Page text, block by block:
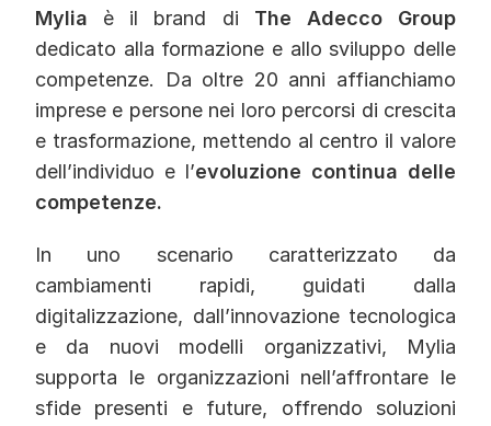
Mylia è il brand di The Adecco Group
dedicato alla formazione e allo sviluppo delle
competenze. Da oltre 20 anni affianchiamo
imprese e persone nei loro percorsi di crescita
e trasformazione, mettendo al centro il valore
dell’individuo e l’evoluzione continua delle
competenze.
In uno scenario caratterizzato da
cambiamenti rapidi, guidati dalla
digitalizzazione, dall’innovazione tecnologica
e da nuovi modelli organizzativi, Mylia
supporta le organizzazioni nell’affrontare le
sfide presenti e future, offrendo soluzioni